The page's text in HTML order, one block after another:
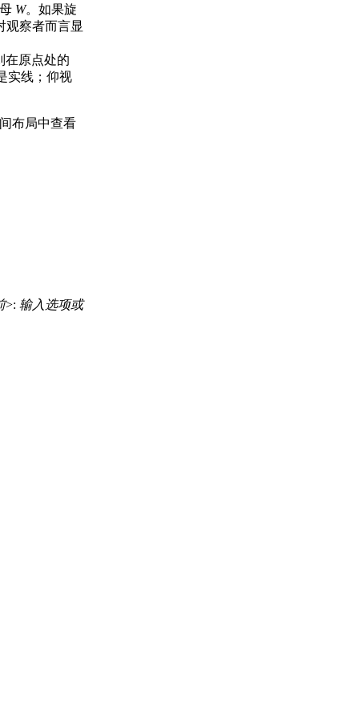
W。如果旋
观察者而言显
在原点处的
实线；仰视
布局中查看
>: 输入选项或